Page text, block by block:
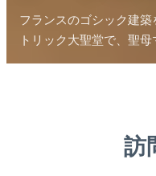
フランスのゴシック建
トリック大聖堂で、聖
訪